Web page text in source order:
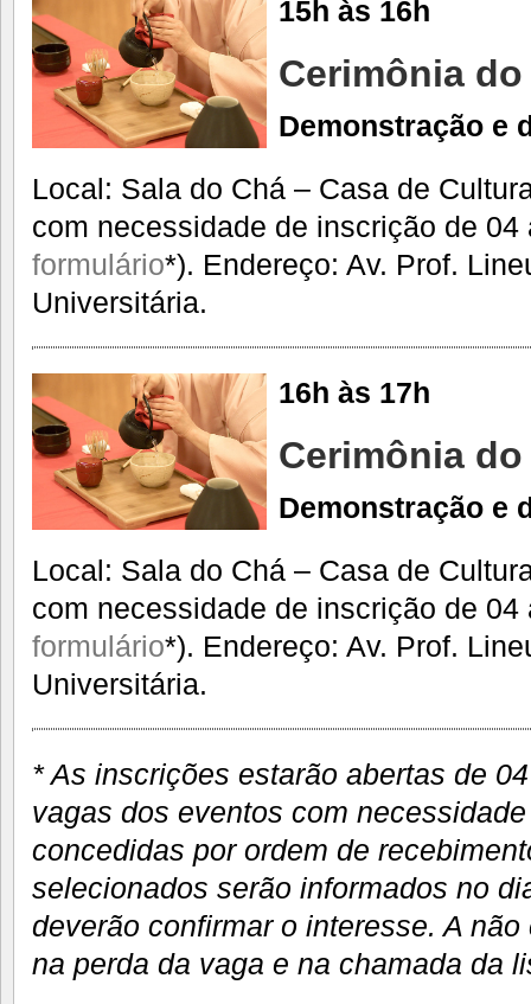
15h às 16h
Cerimônia do
Demonstração e
Local: Sala do Chá – Casa de
com necessidade de inscrição de
formulário*). Endereço: Av. Prof.
Universitária.
16h às 17h
Cerimônia do
Demonstração e
Local: Sala do Chá – Casa de
com necessidade de inscrição de
formulário*). Endereço: Av. Prof.
Universitária.
* As inscrições estarão abertas de
vagas dos eventos com
concedidas por ordem de
selecionados serão informados no
deverão confirmar o interesse. A
na perda da vaga e na chamada da